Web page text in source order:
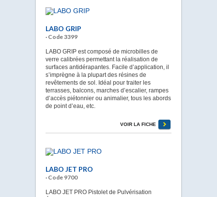
LABO GRIP
· Code 3399
LABO GRIP est composé de microbilles de
verre calibrées permettant la réalisation de
surfaces antidérapantes. Facile d’application, il
s’imprègne à la plupart des résines de
revêtements de sol. Idéal pour traiter les
terrasses, balcons, marches d’escalier, rampes
d’accès piétonnier ou animalier, tous les abords
de point d’eau, etc.
VOIR LA FICHE
LABO JET PRO
· Code 9700
LABO JET PRO Pistolet de Pulvérisation